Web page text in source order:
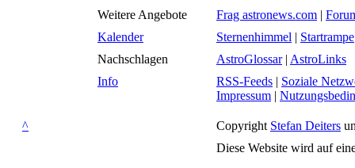
Weitere Angebote
Frag astronews.com |
Kalender
Sternenhimmel | Startrampe
Nachschlagen
AstroGlossar| AstroLinks
Info
RSS-Feeds | Soziale
Impressum |
^ Copyright Stefan Deiters
Diese Website wird auf